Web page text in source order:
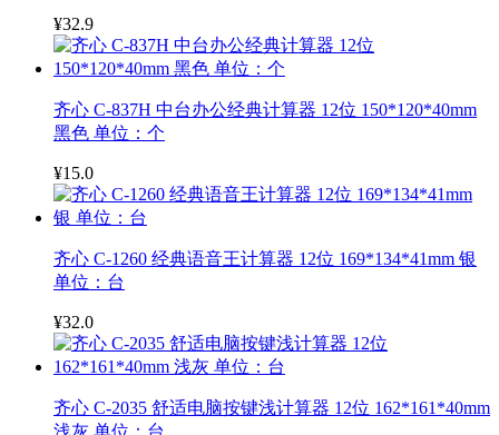
¥32.9
齐心 C-837H 中台办公经典计算器 12位 150*120*40mm
黑色 单位：个
¥15.0
齐心 C-1260 经典语音王计算器 12位 169*134*41mm 银
单位：台
¥32.0
齐心 C-2035 舒适电脑按键浅计算器 12位 162*161*40mm
浅灰 单位：台